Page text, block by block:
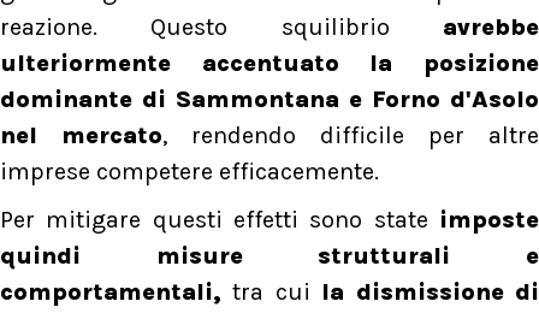
reazione. Questo squilibrio avrebbe
ulteriormente accentuato la posizione
dominante di Sammontana e Forno d'Asolo
nel mercato, rendendo difficile per altre
imprese competere efficacemente.
Per mitigare questi effetti sono state imposte
quindi misure strutturali e
comportamentali, tra cui la dismissione di